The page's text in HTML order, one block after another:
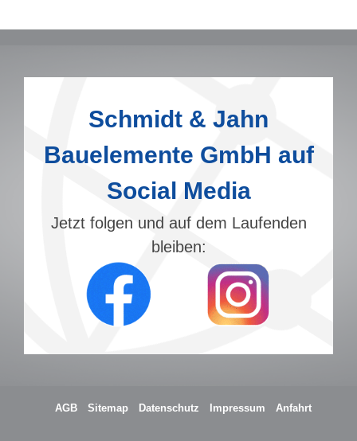
Schmidt & Jahn
Bauelemente GmbH auf
Social Media
Jetzt folgen und auf dem Laufenden
bleiben:
AGB Sitemap Datenschutz Impressum Anfahrt